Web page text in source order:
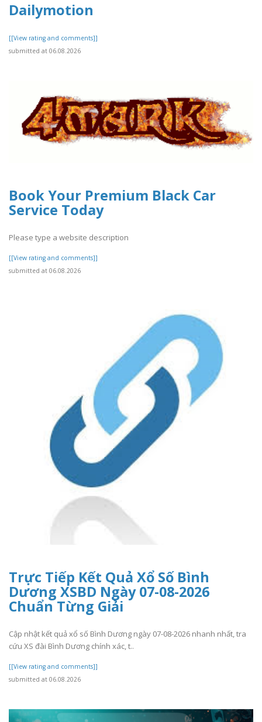
Dailymotion
[[View rating and comments]]
submitted at 06.08.2026
Book Your Premium Black Car
Service Today
Please type a website description
[[View rating and comments]]
submitted at 06.08.2026
Trực Tiếp Kết Quả Xổ Số Bình
Dương XSBD Ngày 07-08-2026
Chuẩn Từng Giải
Cập nhật kết quả xổ số Bình Dương ngày 07-08-2026 nhanh nhất, tra
cứu XS đài Bình Dương chính xác, t..
[[View rating and comments]]
submitted at 06.08.2026